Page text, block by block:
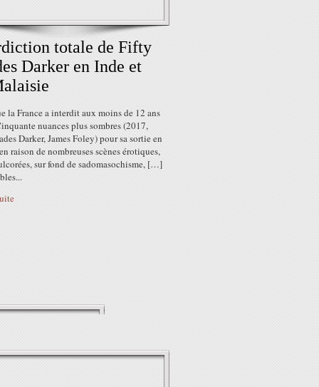
totale de Fifty
Darker en Inde et
la France a interdit aux moins de 12 ans
nuances plus sombres (2017,
Darker, James Foley) pour sa sortie en
raison de nombreuses scènes érotiques,
sur fond de sadomasochisme, […]